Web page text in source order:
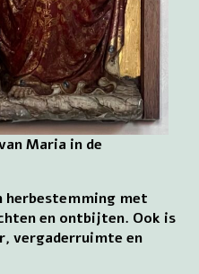
Maria in de
met
en ontbijten. Ook is
vergaderruimte en